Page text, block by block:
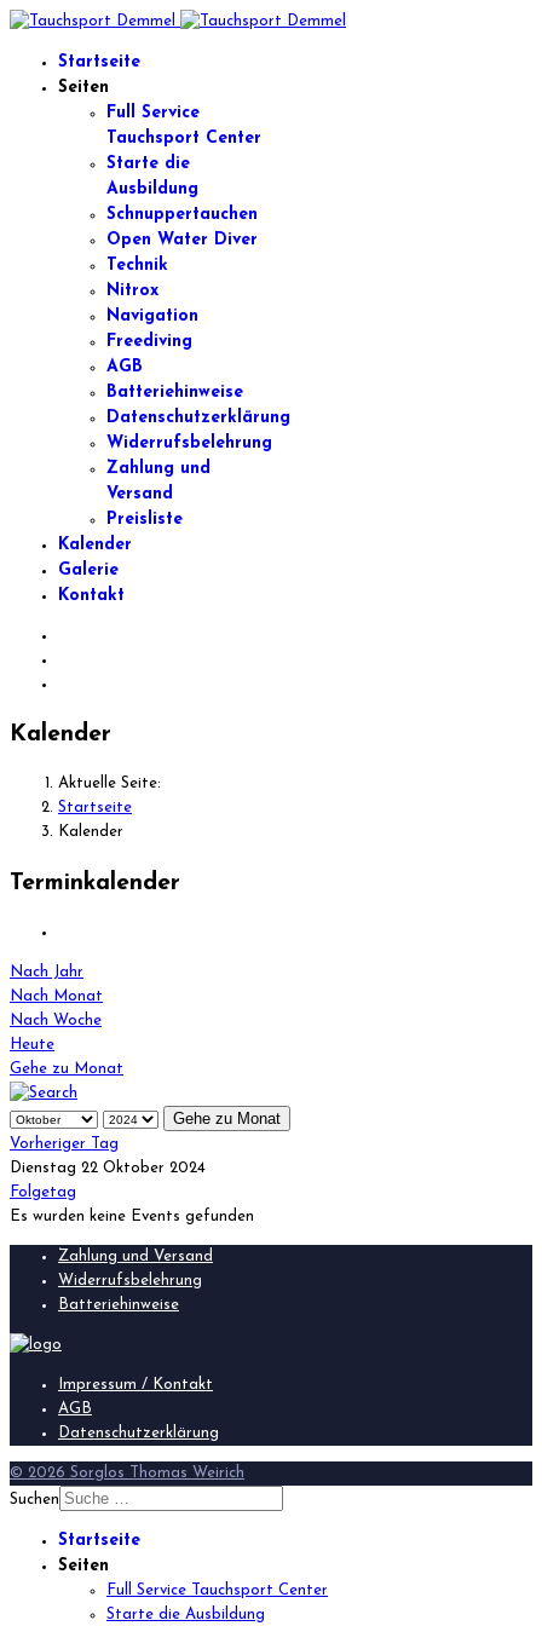
Startseite
Seiten
Full Service
Tauchsport Center
Starte die
Ausbildung
Schnuppertauchen
Open Water Diver
Technik
Nitrox
Navigation
Freediving
AGB
Batteriehinweise
Datenschutzerklärung
Widerrufsbelehrung
Zahlung und
Versand
Preisliste
Kalender
Galerie
Kontakt
Kalender
Aktuelle Seite:
Startseite
Kalender
Terminkalender
Nach Jahr
Nach Monat
Nach Woche
Heute
Gehe zu Monat
Gehe zu Monat
Vorheriger Tag
Dienstag 22 Oktober 2024
Folgetag
Es wurden keine Events gefunden
Zahlung und Versand
Widerrufsbelehrung
Batteriehinweise
Impressum / Kontakt
AGB
Datenschutzerklärung
© 2026 Sorglos Thomas Weirich
Suchen
Startseite
Seiten
Full Service Tauchsport Center
Starte die Ausbildung